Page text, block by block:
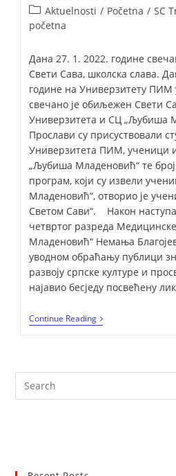
Aktuelnosti / Početna / SC
početna
Дана 27. 1. 2022. године
Свети Сава, школска слава.
године на Универзитету ПИМ
свечано је обиљежен Свети
Универзитета и СЦ „Љубиша
Прослави су присуствовали
Универзитета ПИМ, ученици
„Љубиша Младеновић“ те
програм, који су извели
Младеновић“, отворио је
Светом Сави“. Након
четвртог разреда
Младеновић“ Немања
уводном обраћању публици
развоју српске културе и
најавио бесједу посвећену
Continue Reading